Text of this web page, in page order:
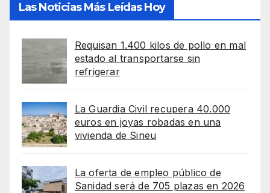
Las Noticias Más Leídas Hoy
Requisan 1.400 kilos de pollo en mal
estado al transportarse sin
refrigerar
La Guardia Civil recupera 40.000
euros en joyas robadas en una
vivienda de Sineu
La oferta de empleo público de
Sanidad será de 705 plazas en 2026